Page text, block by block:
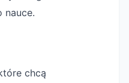
nauce.
chcą